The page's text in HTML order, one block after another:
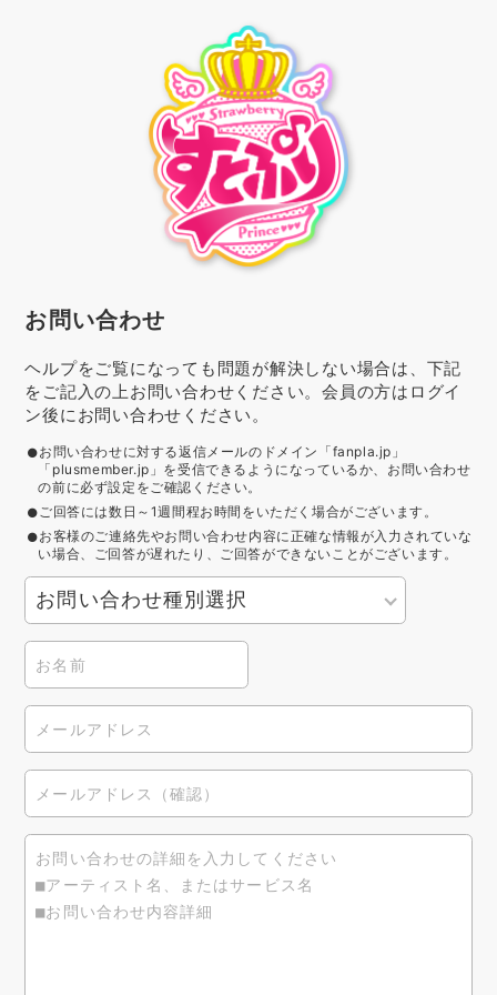
お問い合わせ
ヘルプをご覧になっても問題が解決しない場合は、下記
をご記入の上お問い合わせください。会員の方はログイ
ン後にお問い合わせください。
お問い合わせに対する返信メールのドメイン「fanpla.jp」
「plusmember.jp」を受信できるようになっているか、お問い合わせ
の前に必ず設定をご確認ください。
ご回答には数日～1週間程お時間をいただく場合がございます。
お客様のご連絡先やお問い合わせ内容に正確な情報が入力されていな
い場合、ご回答が遅れたり、ご回答ができないことがございます。